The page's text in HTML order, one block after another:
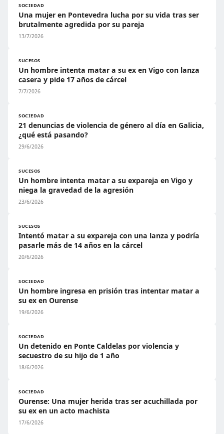
SOCIEDAD
Una mujer en Pontevedra lucha por su vida tras ser
brutalmente agredida por su pareja
13/7/2026
SUCESOS
Un hombre intenta matar a su ex en Vigo con lanza
casera y pide 17 años de cárcel
7/7/2026
SOCIEDAD
21 denuncias de violencia de género al día en Galicia,
¿qué está pasando?
29/6/2026
SUCESOS
Un hombre intenta matar a su expareja en Vigo y
niega la gravedad de la agresión
23/6/2026
SUCESOS
Intentó matar a su expareja con una lanza y podría
pasarle más de 14 años en la cárcel
20/6/2026
SOCIEDAD
Un hombre ingresa en prisión tras intentar matar a
su ex en Ourense
19/6/2026
SOCIEDAD
Un detenido en Ponte Caldelas por violencia y
secuestro de su hijo de 1 año
18/6/2026
SOCIEDAD
Ourense: Una mujer herida tras ser acuchillada por
su ex en un acto machista
17/6/2026